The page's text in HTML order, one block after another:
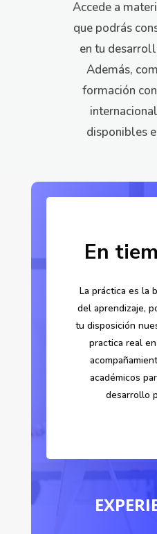
Accede a
que podrás
en tu
Además,
formación
disponibles
En
La práctica es la
del aprendizaje,
tu disposición
practica real
académicos
desarrollo